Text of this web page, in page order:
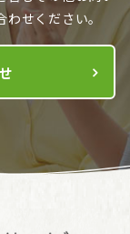
せください。